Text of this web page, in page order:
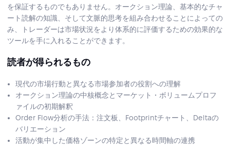
を保証するものでもありません。オークション理論、基本的なチャ
ート読解の知識、そして文脈的思考を組み合わせることによっての
み、トレーダーは市場状況をより体系的に評価するための効果的な
ツールを手に入れることができます。
読者が得られるもの
現代の市場行動と異なる市場参加者の役割への理解
オークション理論の中核概念とマーケット・ボリュームプロフ
ァイルの初期解釈
Order Flow分析の手法：注文板、Footprintチャート、Deltaの
バリエーション
活動が集中した価格ゾーンの特定と異なる時間軸の連携